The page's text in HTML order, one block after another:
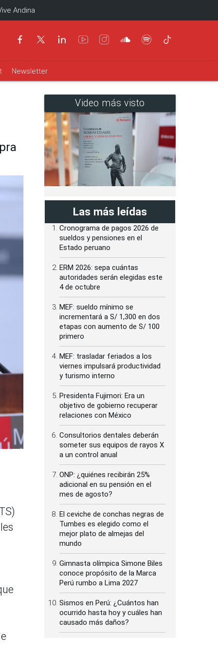
Andina
Newsletter
Video más visto
Las más leídas
Cronograma de pagos 2026 de
sueldos y pensiones en el
Estado peruano
ERM 2026: sepa cuántas
autoridades serán elegidas este
4 de octubre
MEF: sueldo mínimo se
incrementará a S/ 1,300 en dos
etapas con aumento de S/ 100
primero
MEF: trasladar feriados a los
viernes impulsará productividad
y turismo interno
Presidenta Fujimori: Era un
objetivo de gobierno recuperar
relaciones con México
Consultorios dentales deberán
someter sus equipos de rayos X
a un control anual
ONP: ¿quiénes recibirán 25%
adicional en su pensión en el
mes de agosto?
El ceviche de conchas negras de
Tumbes es elegido como el
mejor plato de almejas del
mundo
Gimnasta olímpica Simone Biles
conoce propósito de la Marca
Perú rumbo a Lima 2027
Sismos en Perú: ¿Cuántos han
ocurrido hasta hoy y cuáles han
causado más daños?